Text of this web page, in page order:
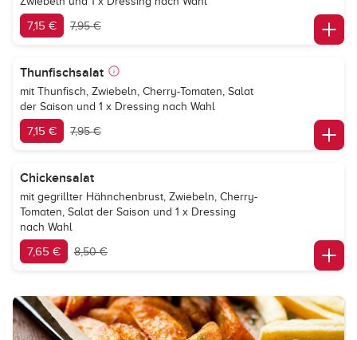
7,15 € 7,95 €
Thunfischsalat
mit Thunfisch, Zwiebeln, Cherry-Tomaten, Salat
der Saison und 1 x Dressing nach Wahl
7,15 € 7,95 €
Chickensalat
mit gegrillter Hähnchenbrust, Zwiebeln, Cherry-
Tomaten, Salat der Saison und 1 x Dressing
nach Wahl
7,65 € 8,50 €